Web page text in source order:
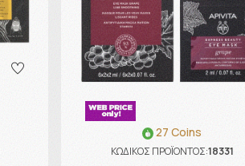
27 Coins
ΚΩΔΙΚΟΣ ΠΡΟΪΟΝΤΟΣ:18331